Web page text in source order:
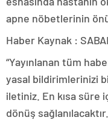
apne nöbetlerinin
Haber Kaynak :
“Yayınlanan tüm
yasal bildirimlerinizi
iletiniz. En kısa süre
dönüş